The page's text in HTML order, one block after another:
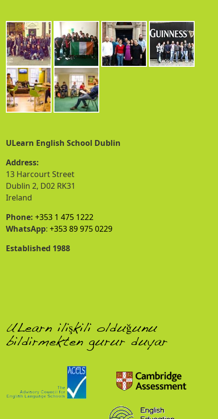
ULearn English School Dublin
Address:
13 Harcourt Street
Dublin 2, D02 RK31
Ireland
Phone: +353 1 475 1222
WhatsApp: +353 89 975 0229
Established 1988
ULearn ilişkili olduğunu
bildirmekten gurur duyar